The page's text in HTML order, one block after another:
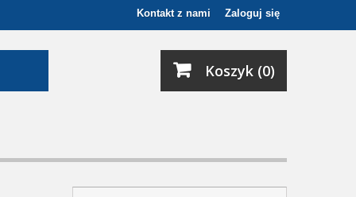
Zaloguj się
Kontakt z nami
Koszyk (0)